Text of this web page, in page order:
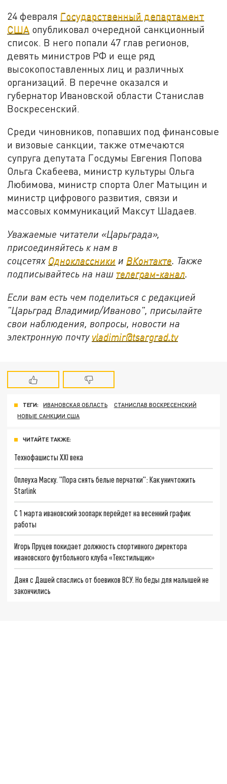
24 февраля Государственный департамент
США опубликовал очередной санкционный
список. В него попали 47 глав регионов,
девять министров РФ и еще ряд
высокопоставленных лиц и различных
организаций. В перечне оказался и
губернатор Ивановской области Станислав
Воскресенский.
Среди чиновников, попавших под финансовые
и визовые санкции, также отмечаются
супруга депутата Госдумы Евгения Попова
Ольга Скабеева, министр культуры Ольга
Любимова, министр спорта Олег Матыцин и
министр цифрового развития, связи и
массовых коммуникаций Максут Шадаев.
Уважаемые читатели «Царьграда»,
присоединяйтесь к нам в
соцсетях Одноклассники и ВКонтакте. Также
подписывайтесь на наш телеграм-канал.
Если вам есть чем поделиться с редакцией
"Царьград Владимир/Иваново", присылайте
свои наблюдения, вопросы, новости на
электронную почту vladimir@tsargrad.tv
ТЕГИ: ИВАНОВСКАЯ ОБЛАСТЬ
СТАНИСЛАВ ВОСКРЕСЕНСКИЙ
НОВЫЕ САНКЦИИ США
ЧИТАЙТЕ ТАКЖЕ:
Технофашисты XXI века
Оплеуха Маску. "Пора снять белые перчатки": Как уничтожить
Starlink
С 1 марта ивановский зоопарк перейдет на весенний график
работы
Игорь Пруцев покидает должность спортивного директора
ивановского футбольного клуба «Текстильщик»
Даня с Дашей спаслись от боевиков ВСУ. Но беды для малышей не
закончились